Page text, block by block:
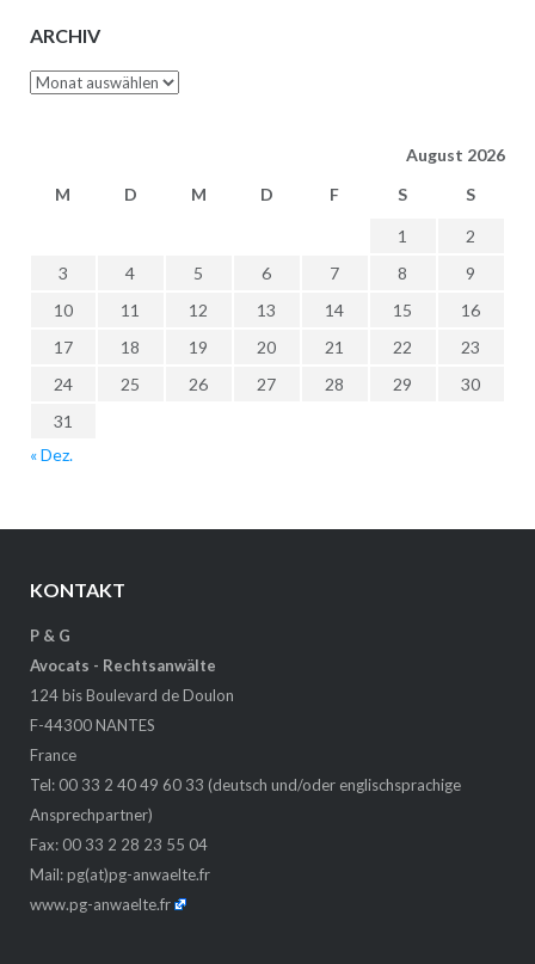
ARCHIV
Archiv
August 2026
M
D M D F S S
1
2
3
4 5 6 7 8
9
10
11 12 13 14 15
16
17
18 19 20 21 22
23
24
25 26 27 28 29
30
31
« Dez.
KONTAKT
P & G
Avocats - Rechtsanwälte
124 bis Boulevard de Doulon
F-44300 NANTES
France
Tel: 00 33 2 40 49 60 33 (deutsch und/oder englischsprachige
Ansprechpartner)
Fax: 00 33 2 28 23 55 04
Mail:pg(at)pg-anwaelte.fr
www.pg-anwaelte.fr